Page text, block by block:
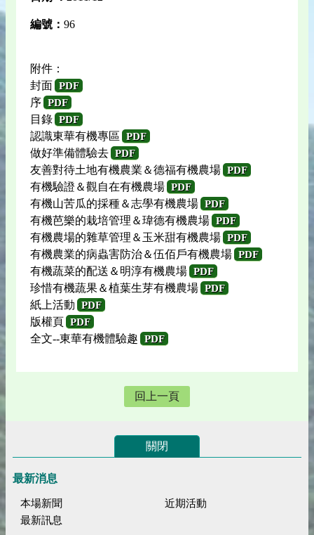
編號： 96
附件：
封面 PDF
序 PDF
目錄 PDF
認識東華有機專區 PDF
做好準備體驗去 PDF
友善對待土地有機農業＆德福有機農場 PDF
有機驗證＆觀自在有機農場 PDF
有機山苦瓜的採種＆志學有機農場 PDF
有機芭樂的栽培管理＆瑋德有機農場 PDF
有機農場的雜草管理＆玉米甜有機農場 PDF
有機農業的病蟲害防治＆伍佰戶有機農場 PDF
有機蔬菜的配送＆明淳有機農場 PDF
珍惜有機蔬果＆植葉生芽有機農場 PDF
紙上活動 PDF
版權頁 PDF
全文--東華有機體驗趣 PDF
回上一頁
關閉
最新消息
本場新聞
近期活動
最新訊息